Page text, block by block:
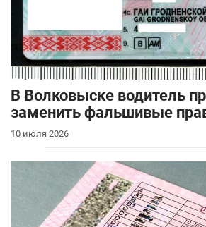
В Волковыске водитель
заменить фальшивые
10 июля 2026